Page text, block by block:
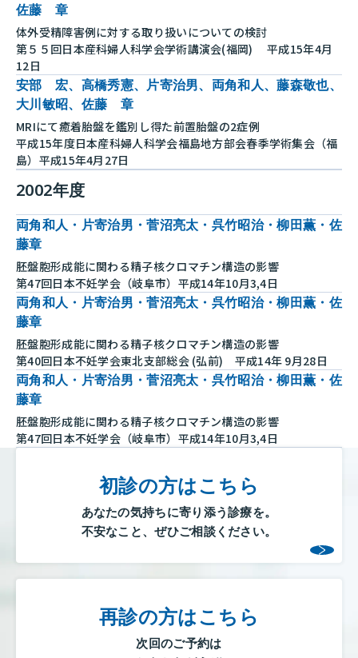
佐藤 章
体外受精障害例に対する取り扱いについての検討
第５５回日本産科婦人科学会学術講演会(福岡) 平成15年4月
12日
安部 宏、高橋秀憲、片寄治男、両角和人、藤森敬也、
大川敏昭、佐藤 章
MRIにて癒着胎盤を鑑別し得た前置胎盤の2症例
平成15年度日本産科婦人科学会福島地方部会春季学術集会（福
島）平成15年4月27日
2002年度
両角和人・片寄治男・菅沼亮太・呉竹昭治・柳田薫・佐
藤章
胚盤胞形成能に関わる精子核クロマチン構造の影響
第47回日本不妊学会（岐阜市）平成14年10月3,4日
両角和人・片寄治男・菅沼亮太・呉竹昭治・柳田薫・佐
藤章
胚盤胞形成能に関わる精子核クロマチン構造の影響
第40回日本不妊学会東北支部総会 (弘前) 平成14年 9月28日
両角和人・片寄治男・菅沼亮太・呉竹昭治・柳田薫・佐
藤章
胚盤胞形成能に関わる精子核クロマチン構造の影響
第47回日本不妊学会（岐阜市）平成14年10月3,4日
初診の方はこちら
あなたの気持ちに寄り添う診療を。
不安なこと、ぜひご相談ください。
再診の方はこちら
次回のご予約は